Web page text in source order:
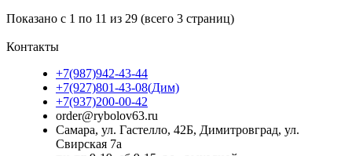
Показано с 1 по 11 из 29 (всего 3 страниц)
Контакты
+7(987)942-43-44
+7(927)801-43-08(Дим)
+7(937)200-00-42
order@rybolov63.ru
Самара, ул. Гастелло, 42Б, Димитровград, ул.
Свирская 7а